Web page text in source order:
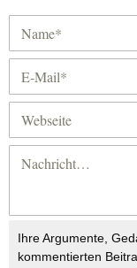
Ihre Argumente,
kommentierten